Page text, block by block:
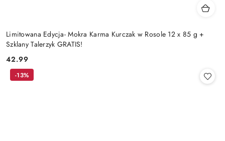
Limitowana Edycja- Mokra Karma Kurczak w Rosole 12 x 85 g +
Szklany Talerzyk GRATIS!
Cena:
42.99
-13%